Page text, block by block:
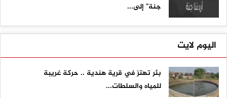
جنة" إلى...
اليوم لايت
بئر تهتز في قرية هندية .. حركة غريبة
للمياه والسلطات...